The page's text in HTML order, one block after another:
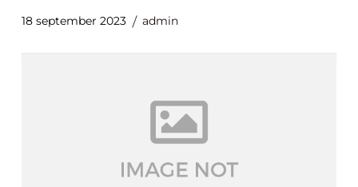
18 september 2023 admin